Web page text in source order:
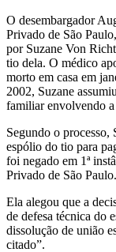
O desembargador
Privado de São
por Suzane Von
tio dela. O médico
morto em casa em
2002, Suzane
familiar envolvendo
Segundo o processo,
espólio do tio para
foi negado em 1ª
Privado de São Paulo.
Ela alegou que a
de defesa técnica do
dissolução de união
citado”.